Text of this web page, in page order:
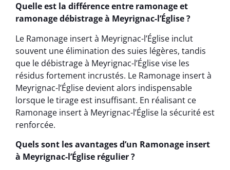
Quelle est la différence entre ramonage et
ramonage débistrage à Meyrignac-l’Église ?
Le Ramonage insert à Meyrignac-l’Église inclut
souvent une élimination des suies légères, tandis
que le débistrage à Meyrignac-l’Église vise les
résidus fortement incrustés. Le Ramonage insert à
Meyrignac-l’Église devient alors indispensable
lorsque le tirage est insuffisant. En réalisant ce
Ramonage insert à Meyrignac-l’Église la sécurité est
renforcée.
Quels sont les avantages d’un Ramonage insert
à Meyrignac-l’Église régulier ?